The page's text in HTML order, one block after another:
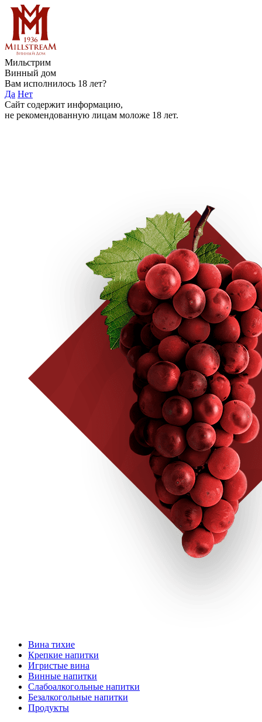
Мильстрим
Винный дом
Вам исполнилось 18 лет?
Да Нет
Сайт содержит информацию,
не рекомендованную лицам моложе 18 лет.
Вина тихие
Крепкие напитки
Игристые вина
Винные напитки
Слабоалкогольные напитки
Безалкогольные напитки
Продукты